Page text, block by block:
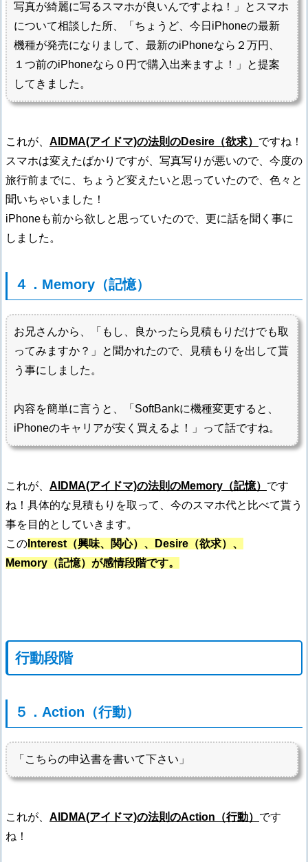
写真が綺麗に写るスマホが良いんですよね！」とスマホ
について相談した所、「ちょうど、今日iPhoneの最新
機種が発売になりまして、最新のiPhoneなら２万円、
１つ前のiPhoneなら０円で購入出来ますよ！」と提案
してきました。
これが、 AIDMA(アイドマ)の法則のDesire（欲求） ですね！
スマホは変えたばかりですが、写真写りが悪いので、今度の
旅行前までに、ちょうど変えたいと思っていたので、色々と
聞いちゃいました！
iPhoneも前から欲しと思っていたので、更に話を聞く事に
しました。
４．Memory（記憶）
お兄さんから、「もし、良かったら見積もりだけでも取
ってみますか？」と聞かれたので、見積もりを出して貰
う事にしました。
内容を簡単に言うと、「SoftBankに機種変更すると、
iPhoneのキャリアが安く買えるよ！」って話ですね。
これが、 AIDMA(アイドマ)の法則のMemory（記憶） です
ね！具体的な見積もりを取って、今のスマホ代と比べて貰う
事を目的としていきます。
この Interest（興味、関心）、Desire（欲求）、
Memory（記憶）が感情段階です。
行動段階
５．Action（行動）
「こちらの申込書を書いて下さい」
これが、 AIDMA(アイドマ)の法則のAction（行動） です
ね！